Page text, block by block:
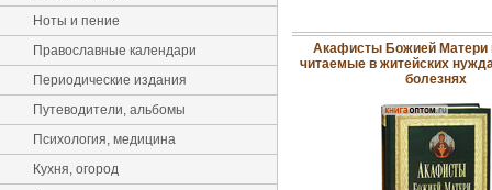
Ноты и пение
Православные календари
Периодические издания
Путеводители, альбомы
Психология, медицина
Кухня, огород
Акафисты Божией Матери
читаемые в житейских
болезнях